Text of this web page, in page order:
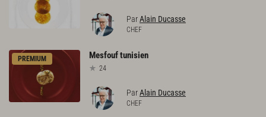
ParAlain Ducasse
CHEF
PREMIUM Mesfouftunisien
24
ParAlain Ducasse
CHEF